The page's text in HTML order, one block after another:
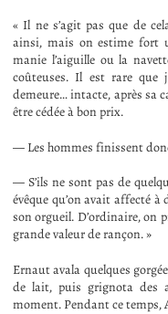
« Il ne s’agit pas que de
ainsi, mais on estime fort
manie l’aiguille ou la
coûteuses. Il est rare que
demeure… intacte, après sa
être cédée à bon prix.
— Les hommes finissent
— S’ils ne sont pas de
évêque qu’on avait affecté
son orgueil. D’ordinaire, on
grande valeur de rançon. »
Ernaut avala quelques
de lait, puis grignota des
moment. Pendant ce